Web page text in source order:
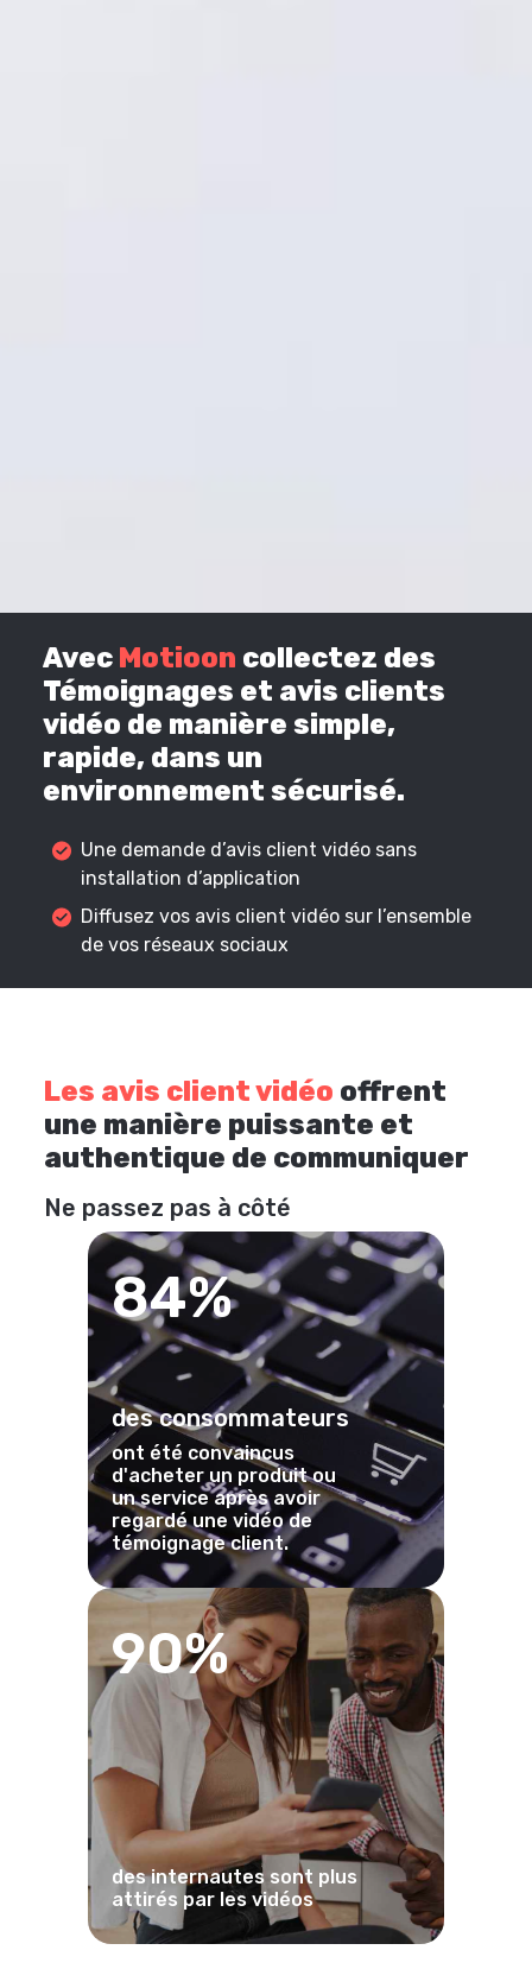
Avec Motioon collectez des
Témoignages et avis clients
vidéo de manière simple,
rapide, dans un
environnement sécurisé.
Une demande d’avis client vidéo sans
installation d’application
Diffusez vos avis client vidéo sur l’ensemble
de vos réseaux sociaux
Les avis client vidéo offrent
une manière puissante et
authentique de communiquer
Ne passez pas à côté
84%
des consommateurs
ont été convaincus
d'acheter un produit ou
un service après avoir
regardé une vidéo de
témoignage client.
90%
des internautes sont plus
attirés par les vidéos